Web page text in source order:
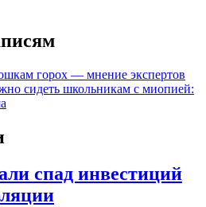
горох — мнение экспертов
сидеть школьникам с миопией:
спад инвестиций